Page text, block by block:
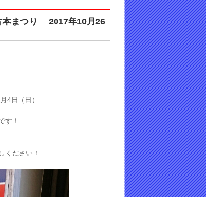
本まつり 2017年10月26
4日（日）
す！
ください！